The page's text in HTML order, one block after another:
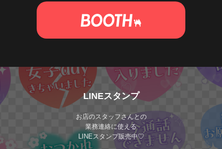
LINEスタンプ
お店のスタッフさんとの
業務連絡に使える
LINEスタンプ販売中♡